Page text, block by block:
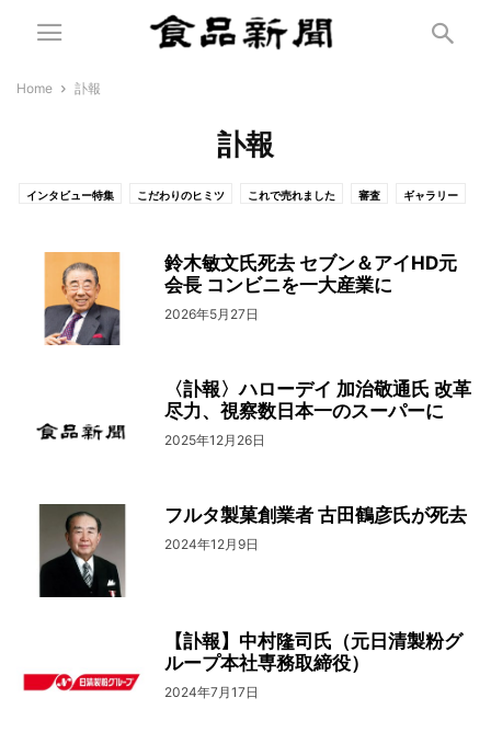
Home 訃報
訃報
インタビュー特集 こだわりのヒミツ これで売れました 審査 ギャラリー
OTHERS-NEWS ドリンク ジャパン 流通・飲食 トップニュース
逆光線（コラム） 加工食品 産学官連携 その他 ひと言
農水畜産業 ＰＲ特集 急告
新春特別記事
鈴木敏文氏死去 セブン＆アイHD元
会長 コンビニを一大産業に
2026年5月27日
〈訃報〉ハローデイ 加治敬通氏 改革
尽力、視察数日本一のスーパーに
2025年12月26日
フルタ製菓創業者 古田鶴彦氏が死去
2024年12月9日
【訃報】中村隆司氏（元日清製粉グ
ループ本社専務取締役）
2024年7月17日